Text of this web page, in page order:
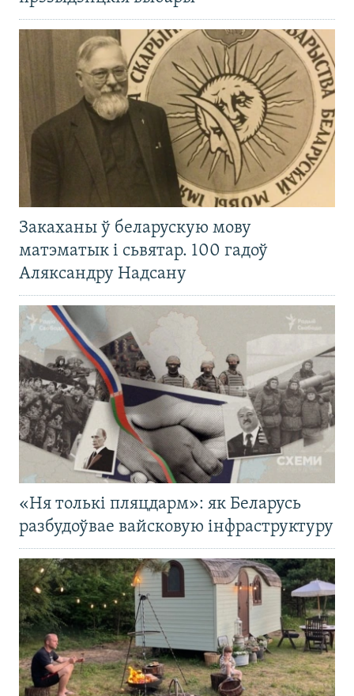
Закаханы ў беларускую мову
матэматык і сьвятар. 100 гадоў
Аляксандру Надсану
«Ня толькі пляцдарм»: як Беларусь
разбудоўвае вайсковую інфраструктуру